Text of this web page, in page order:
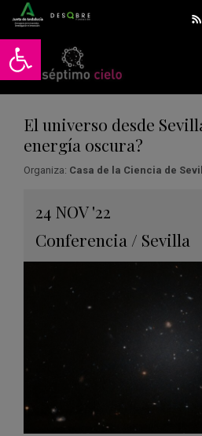
Abrir barra de herramientas
El universo desde
energía oscura?
Organiza: Casa de la Ciencia de
24 NOV'22
Conferencia / Sevilla